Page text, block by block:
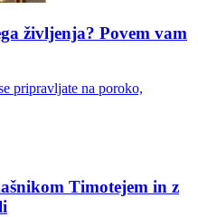
življenja? Povem vam
pripravljate na poroko,
Timotejem in z